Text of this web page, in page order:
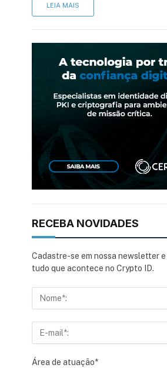
LEIA MAIS
RECEBA NOVIDADES
Cadastre-se em nossa newsletter
tudo que acontece no Crypto ID.
Área de atuação*